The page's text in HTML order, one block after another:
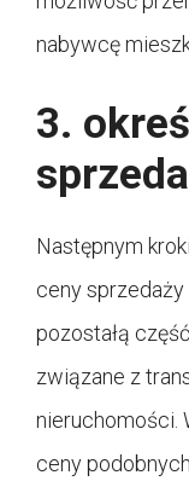
nabywcę
3.
Następnym
ceny
pozostałą
związane z
nieruchomości.
ceny